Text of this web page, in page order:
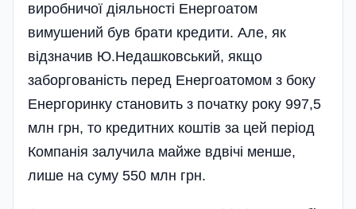
виробничої діяльності Енергоатом
вимушений був брати кредити. Але, як
відзначив Ю.Недашковський, якщо
заборгованість перед Енергоатомом з боку
Енергоринку становить з початку року 997,5
млн грн, то кредитних коштів за цей період
Компанія залучила майже вдвічі менше,
лише на суму 550 млн грн.